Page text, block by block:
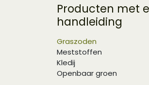
Producten met
handleiding
Graszoden
Meststoffen
Kledij
Openbaar groen